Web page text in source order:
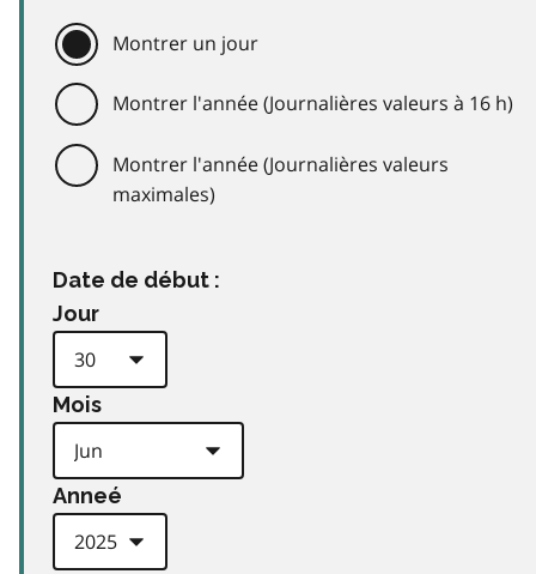
Montrer un jour
Montrer l'année (Journalières valeurs à 16 h)
Montrer l'année (Journalières valeurs
maximales)
Date de début :
Jour
Mois
Anneé